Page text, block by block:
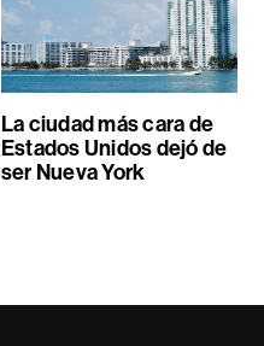
La ciudad más cara de
Estados Unidos dejó de
ser Nueva York